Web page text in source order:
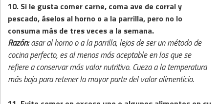
10. Si le gusta comer carne, coma ave de corral y
pescado, áselos al horno o a la parrilla, pero no lo
consuma más de tres veces a la semana.
Razón:asar al horno o a la parrilla, lejos de ser un método de
cocina perfecto, es al menos más aceptable en los que se
refiere a conservar más valor nutritivo. Cueza a la temperatura
más baja para retener la mayor parte del valor alimenticio.